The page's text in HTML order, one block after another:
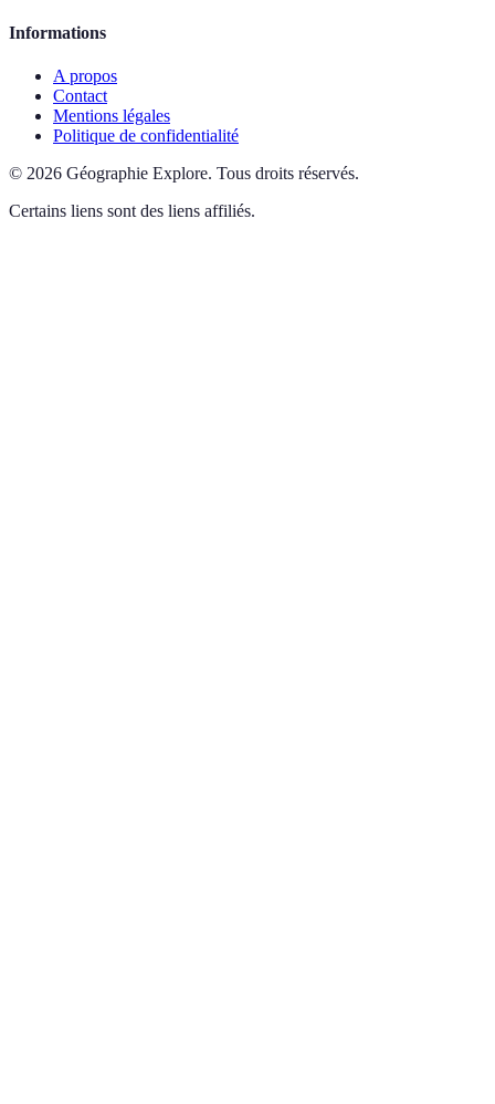
Informations
A propos
Contact
Mentions légales
Politique de confidentialité
© 2026 Géographie Explore. Tous droits réservés.
Certains liens sont des liens affiliés.